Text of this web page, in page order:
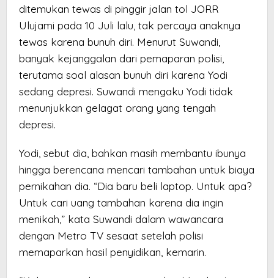
ditemukan tewas di pinggir jalan tol JORR
Ulujami pada 10 Juli lalu, tak percaya anaknya
tewas karena bunuh diri. Menurut Suwandi,
banyak kejanggalan dari pemaparan polisi,
terutama soal alasan bunuh diri karena Yodi
sedang depresi. Suwandi mengaku Yodi tidak
menunjukkan gelagat orang yang tengah
depresi.
Yodi, sebut dia, bahkan masih membantu ibunya
hingga berencana mencari tambahan untuk biaya
pernikahan dia. “Dia baru beli laptop. Untuk apa?
Untuk cari uang tambahan karena dia ingin
menikah,” kata Suwandi dalam wawancara
dengan Metro TV sesaat setelah polisi
memaparkan hasil penyidikan, kemarin.